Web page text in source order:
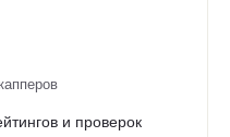
и проверок